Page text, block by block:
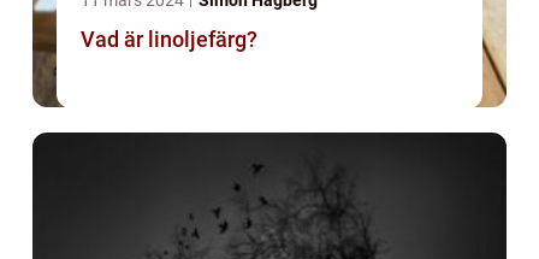
Vad är linoljefärg?